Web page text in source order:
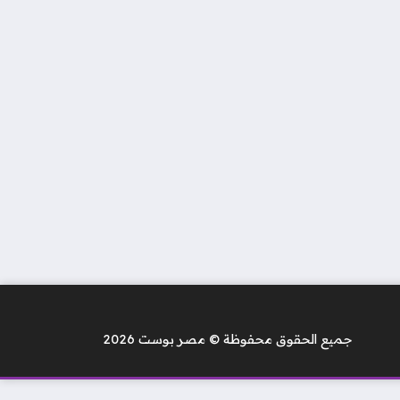
جميع الحقوق محفوظة © مصر بوست 2026